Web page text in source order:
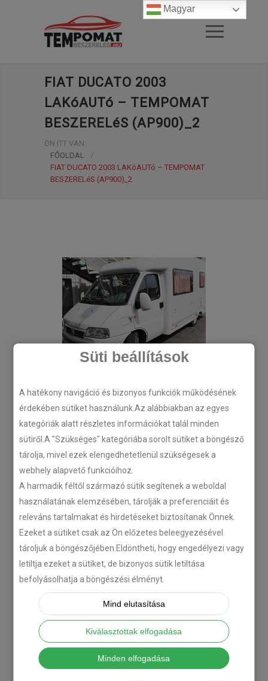
Süti beállítások
A hatékony navigáció és bizonyos funkciók működésének
érdekében sütiket használunk.Az alábbiakban az egyes
kategóriák alatt részletes információkat talál minden
sütiről.A "Szükséges" kategóriába sorolt sütiket a böngésző
tárolja, mivel ezek elengedhetetlenül szükségesek a
webhely alapvető funkcióihoz.
A harmadik féltől származó sütik segítenek a weboldal
használatának elemzésében, tárolják a preferenciáit és
releváns tartalmakat és hirdetéseket biztosítanak Önnek.
Ezeket a sütiket csak az Ön előzetes beleegyezésével
tároljuk a böngészőjében.Eldöntheti, hogy engedélyezi vagy
letiltja ezeket a sütiket, de bizonyos sütik letiltása
befolyásolhatja a böngészési élményt.
Mind elutasítása
Kiválasztottak elfogadása
Minden elfogadása
FIAT DUCATO 2003
LAKóAUTó – TEMPOMAT
BESZERELéS (AP900)_2
ÖN ITT VAN:
FŐOLDAL
/
FIAT DUCATO 2003 LAKóAUTó – TEMPOMAT
BESZERELéS (AP900)_2
Magyar